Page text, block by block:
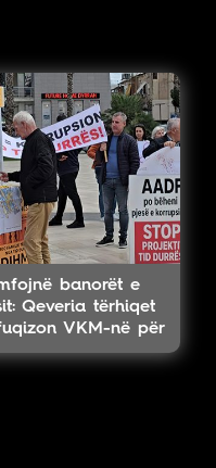
banorët e
Qeveria tërhiqet
VKM-në për
projektin TID